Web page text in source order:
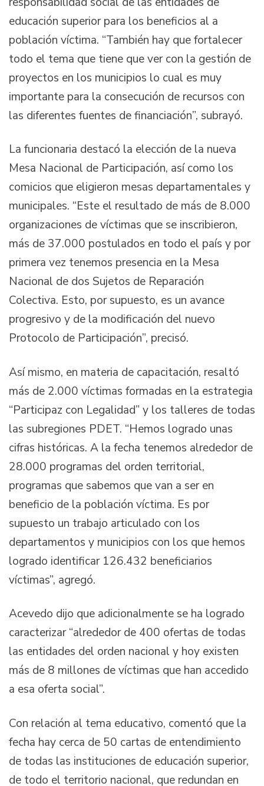
educación superior para los beneficios al a
población víctima. “También hay que fortalecer
todo el tema que tiene que ver con la gestión de
proyectos en los municipios lo cual es muy
importante para la consecución de recursos con
las diferentes fuentes de financiación”, subrayó.
La funcionaria destacó la elección de la nueva
Mesa Nacional de Participación, así como los
comicios que eligieron mesas departamentales y
municipales. “Este el resultado de más de 8.000
organizaciones de víctimas que se inscribieron,
más de 37.000 postulados en todo el país y por
primera vez tenemos presencia en la Mesa
Nacional de dos Sujetos de Reparación
Colectiva. Esto, por supuesto, es un avance
progresivo y de la modificación del nuevo
Protocolo de Participación”, precisó.
Así mismo, en materia de capacitación, resaltó
más de 2.000 víctimas formadas en la estrategia
“Participaz con Legalidad” y los talleres de todas
las subregiones PDET. “Hemos logrado unas
cifras históricas. A la fecha tenemos alrededor de
28.000 programas del orden territorial,
programas que sabemos que van a ser en
beneficio de la población víctima. Es por
supuesto un trabajo articulado con los
departamentos y municipios con los que hemos
logrado identificar 126.432 beneficiarios
víctimas”, agregó.
Acevedo dijo que adicionalmente se ha logrado
caracterizar “alrededor de 400 ofertas de todas
las entidades del orden nacional y hoy existen
más de 8 millones de víctimas que han accedido
a esa oferta social”.
Con relación al tema educativo, comentó que la
fecha hay cerca de 50 cartas de entendimiento
de todas las instituciones de educación superior,
de todo el territorio nacional, que redundan en